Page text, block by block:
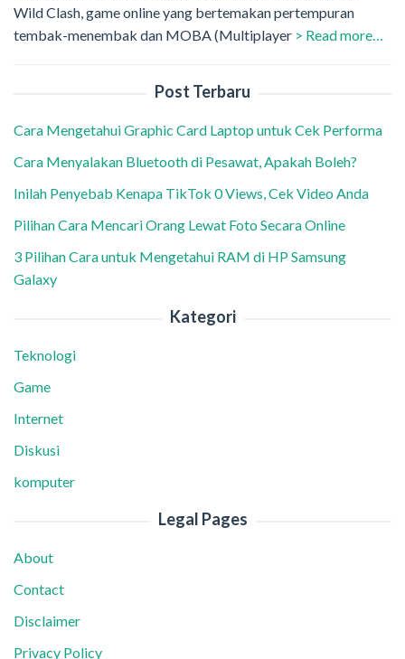
Wild Clash, game online yang bertemakan pertempuran
tembak-menembak dan MOBA (Multiplayer > Read more…
Post Terbaru
Cara Mengetahui Graphic Card Laptop untuk Cek Performa
Cara Menyalakan Bluetooth di Pesawat, Apakah Boleh?
Inilah Penyebab Kenapa TikTok 0 Views, Cek Video Anda
Pilihan Cara Mencari Orang Lewat Foto Secara Online
3 Pilihan Cara untuk Mengetahui RAM di HP Samsung
Galaxy
Kategori
Teknologi
Game
Internet
Diskusi
komputer
Legal Pages
About
Contact
Disclaimer
Privacy Policy